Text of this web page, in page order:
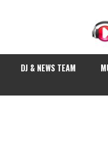
DJ & NEWS TEAM